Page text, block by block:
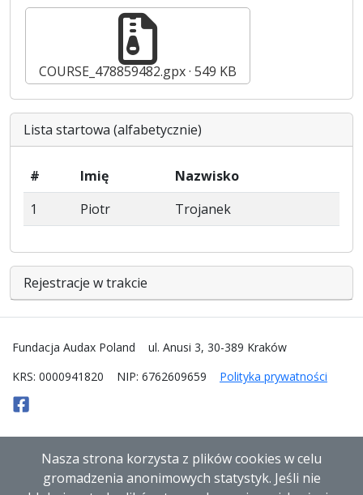
COURSE_478859482.gpx 549 KB
Lista startowa (alfabetycznie)
# Imię
Nazwisko
1
Piotr Trojanek
Rejestracje w trakcie
Fundacja Audax Poland
ul. Anusi 3, 30-389 Kraków
KRS: 0000941820
NIP: 6762609659 Polityka prywatności
Nasza strona korzysta z plików cookies w celu
gromadzenia anonimowych statystyk. Jeśli nie